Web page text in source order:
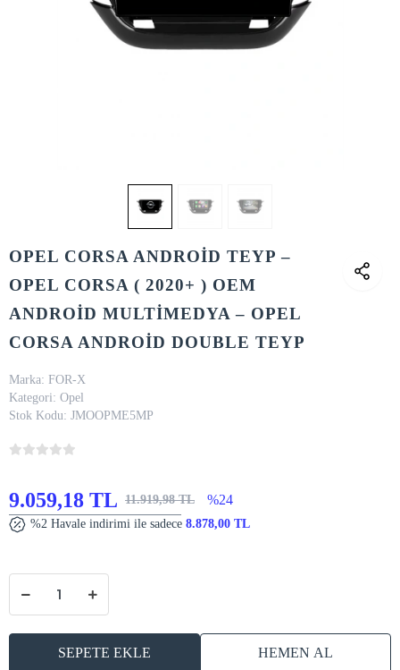
OPEL CORSA ANDROİD TEYP –
OPEL CORSA ( 2020+ ) OEM
ANDROİD MULTİMEDYA – OPEL
CORSA ANDROİD DOUBLE TEYP
Marka: FOR-X
Kategori: Opel
Stok Kodu: JMOOPME5MP
9.059,18 TL 11.919,98 TL %24
%2 Havale indirimi ile sadece 8.878,00 TL
SEPETE EKLE HEMEN AL